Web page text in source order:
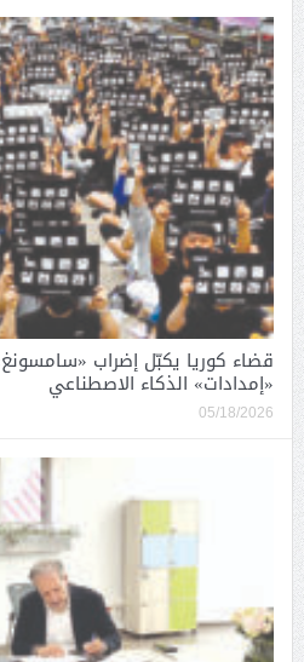
قضاء كوريا يكبّل إضراب
«إمدادات» الذكاء الاصطناعي
05/18/2026